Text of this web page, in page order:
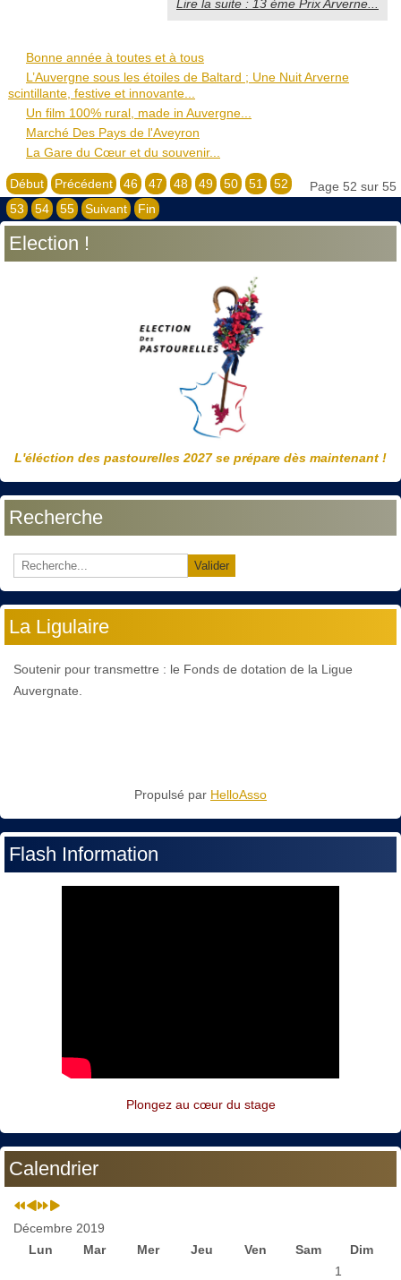
Lire la suite : 13 ème Prix Arverne...
Bonne année à toutes et à tous
L’Auvergne sous les étoiles de Baltard ; Une Nuit Arverne
scintillante, festive et innovante...
Un film 100% rural, made in Auvergne...
Marché Des Pays de l'Aveyron
La Gare du Cœur et du souvenir...
Page 52 sur 55
Début Précédent 46 47 48 49 50 51
52
53
54 55 Suivant Fin
Election !
L'éléction des pastourelles 2027 se prépare dès maintenant !
Recherche
Valider
La Ligulaire
Soutenir pour transmettre : le Fonds de dotation de la Ligue
Auvergnate.
Propulsé par HelloAsso
Flash Information
Plongez au cœur du stage
Calendrier
Décembre 2019
Lun
Mar Mer Jeu Ven Sam
Dim
1